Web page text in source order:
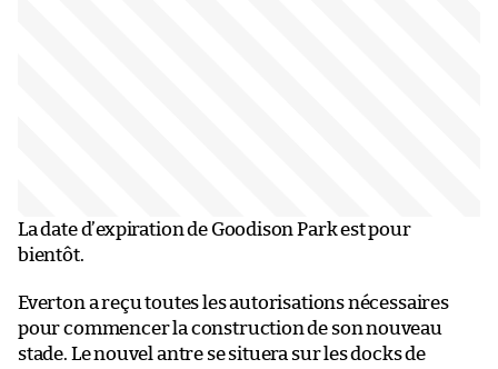
La date d’expiration de Goodison Park est pour
bientôt.
Everton a reçu toutes les autorisations nécessaires
pour commencer la construction de son nouveau
stade. Le nouvel antre se situera sur les docks de